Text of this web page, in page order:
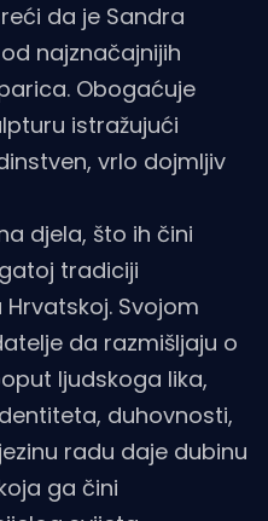
da je Sandra
najznačajnijih
Obogaćuje
istražujući
vrlo dojmljiv
djela, što ih čini
tradiciji
Svojom
da razmišljaju o
ljudskoga lika,
duhovnosti,
radu daje dubinu
ga čini